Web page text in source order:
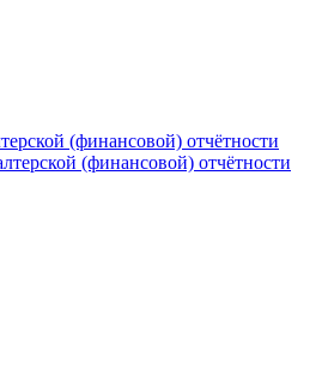
(финансовой) отчётности
(финансовой) отчётности